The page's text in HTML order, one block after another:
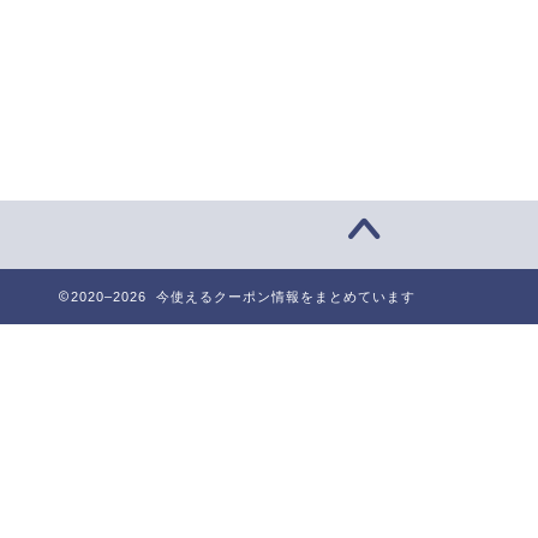
2020–2026 今使えるクーポン情報をまとめています